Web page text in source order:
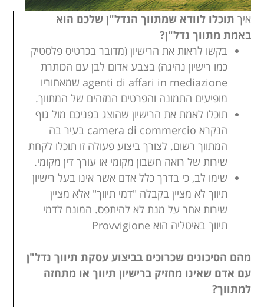
איך תוכלו לוודא שמתווך הנדל"ן שלכם הוא
באמת מתווך נדל"ן?
בקשו לראות את הרישיון (מדובר בכרטיס פלסטיק
כמו רישיון נהיגה) בצבע אדום לבן עם הכותרת
agenti di affari in mediazione שמאחוריו
מופיעים התמונה והפרטים המזהים של המתווך.
תוכלו לאמת את הרישיון שהוצג בפניכם מול גוף
הנקרא camera di commercio בעיר בה
המתווך רשום. לצורך ביצוע פעולה זו תוכלו לקחת
שירות של רואה חשבון מקומי או עורך דין מקומי.
שימו לב, כי בדרך כלל אדם אשר אינו בעל רישיון
תיווך לא מציין בקבלה "דמי תיווך" אלא מציין
שירות אחר על מנת לא להיתפס. המונח לדמי
תיווך באיטליה הוא Provvigione
מהם הסיכונים שכרוכים בביצוע עסקת תיווך נדל"ן
עם אדם שאינו מחזיק ברישיון תיווך או מתחזה
למתווך?